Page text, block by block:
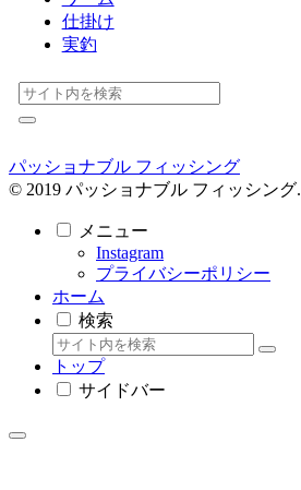
仕掛け
実釣
パッショナブル フィッシング
© 2019 パッショナブル フィッシング.
メニュー
Instagram
プライバシーポリシー
ホーム
検索
トップ
サイドバー